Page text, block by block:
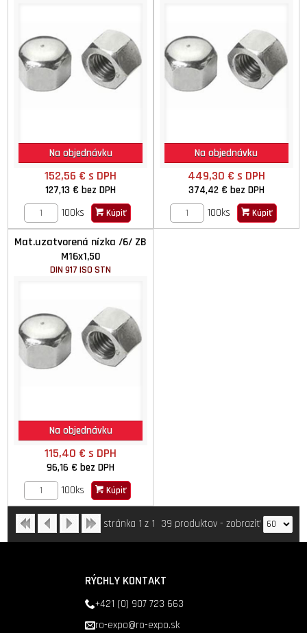
Na objednávku
152,56 €s DPH
127,13 €bez DPH
100ks
Kúpiť
Na objednávku
449,30 € s DPH
374,42 € bez DPH
100ks
Kúpiť
Mat.uzatvorená nízka /6/ ZB
M16x1,50
DIN 917 ISO STN
Na objednávku
115,40 €s DPH
96,16 €bez DPH
100ks
Kúpiť
stránka 1 z 1 39 produktov- zobraziť
RÝCHLY KONTAKT
+421 (0) 907 723 663
ro-expo@ro-expo.sk